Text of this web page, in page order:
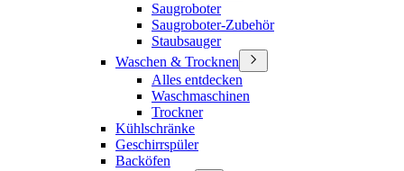
Saugroboter
Saugroboter-Zubehör
Staubsauger
Waschen & Trocknen
Alles entdecken
Waschmaschinen
Trockner
Kühlschränke
Geschirrspüler
Backöfen